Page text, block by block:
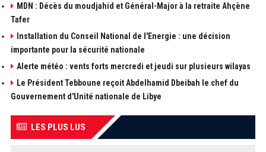
MDN : Décès du moudjahid et Général-Major à la retraite Ahçène
Tafer
Installation du Conseil National de l'Energie : une décision
importante pour la sécurité nationale
Alerte météo : vents forts mercredi et jeudi sur plusieurs wilayas
Le Président Tebboune reçoit Abdelhamid Dbeibah le chef du
Gouvernement d'Unité nationale de Libye
LES PLUS LUS